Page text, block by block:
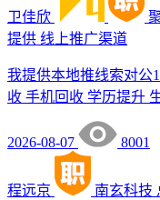
卫佳欣
提供 线上推广渠道
我提供本地推线索对公
收 手机回收 学历提升
2026-08-07 8001
程远京 南玄科技